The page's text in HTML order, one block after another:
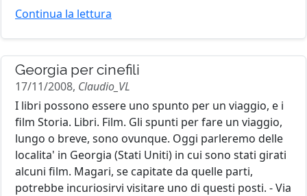
Continua la lettura
Georgia per cinefili
17/11/2008, Claudio_VL
I libri possono essere uno spunto per un viaggio, e i
film Storia. Libri. Film. Gli spunti per fare un viaggio,
lungo o breve, sono ovunque. Oggi parleremo delle
localita' in Georgia (Stati Uniti) in cui sono stati girati
alcuni film. Magari, se capitate da quelle parti,
potrebbe incuriosirvi visitare uno di questi posti. - Via